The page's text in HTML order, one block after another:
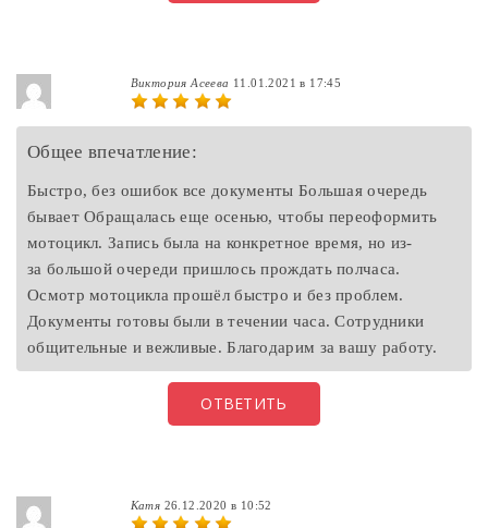
Виктория Асеева 11.01.2021 в 17:45
Общее впечатление:
Быстро, без ошибок все документы Большая очередь
бывает Обращалась еще осенью, чтобы переоформить
мотоцикл. Запись была на конкретное время, но из-
за большой очереди пришлось прождать полчаса.
Осмотр мотоцикла прошёл быстро и без проблем.
Документы готовы были в течении часа. Сотрудники
общительные и вежливые. Благодарим за вашу работу.
ОТВЕТИТЬ
Катя 26.12.2020 в 10:52